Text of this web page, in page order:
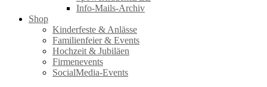
Info-Mails-Archiv
Shop
Kinderfeste & Anlässe
Familienfeier & Events
Hochzeit & Jubiläen
Firmenevents
SocialMedia-Events